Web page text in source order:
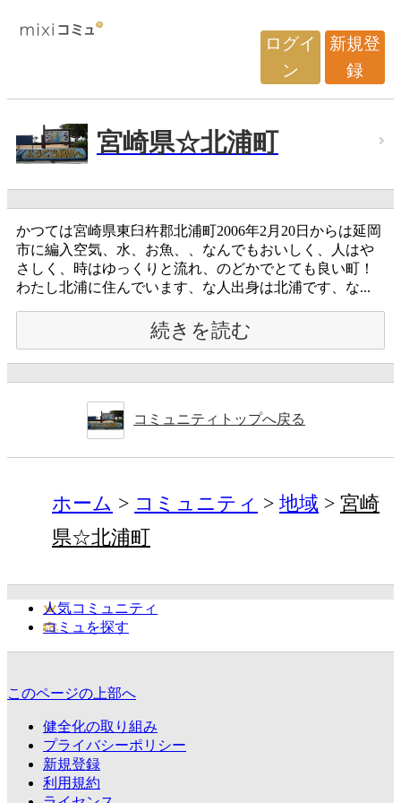
ログイ
ン
新規登
録
宮崎県☆北浦町
かつては宮崎県東臼杵郡北浦町2006年2月20日からは延岡
市に編入空気、水、お魚、、なんでもおいしく、人はや
さしく、時はゆっくりと流れ、のどかでとても良い町！
わたし北浦に住んでいます、な人出身は北浦です、な...
続きを読む
コミュニティトップへ戻る
ホーム コミュニティ 地域
宮崎
県☆北浦町
人気コミュニティ
コミュを探す
このページの上部へ
健全化の取り組み
プライバシーポリシー
新規登録
利用規約